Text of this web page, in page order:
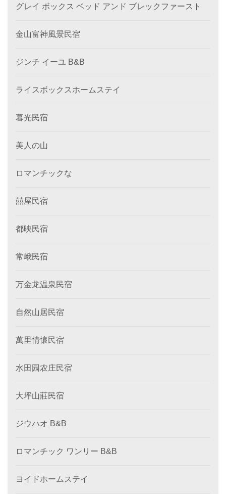
グレイ ボックス ベッド アンド ブレックファースト
金山富神風景民宿
ジンチ イーユ B&B
ライスボックスホームステイ
暮光民宿
美人の山
ロマンチックな
囍屋民宿
都映民宿
常峨民宿
万金龙温泉民宿
自然山居民宿
萬里情懷民宿
水田园农庄民宿
大坪山莊民宿
ジウハオ B&B
ロマンチック ワンリー B&B
ヨイドホームステイ